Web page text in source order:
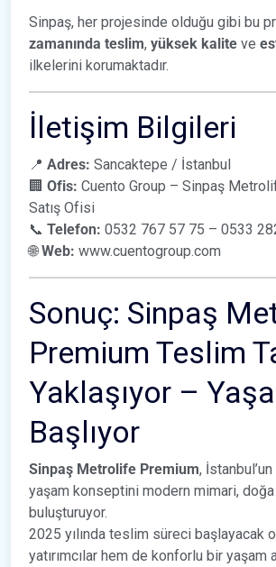
Sinpaş, her projesinde olduğu gibi bu
zamanında teslim, yüksek kalite ve
ilkelerini korumaktadır.
İletişim Bilgileri
📍 Adres: Sancaktepe / İstanbul
🏢 Ofis: Cuento Group – Sinpaş
Satış Ofisi
📞 Telefon: 0532 767 57 75 – 0533
🌐Web: www.cuentogroup.com
Sonuç: Sinpaş
Premium Teslim
Yaklaşıyor –
Başlıyor
Sinpaş Metrolife Premium,
yaşam konseptini modern mimari,
buluşturuyor.
2025 yılında teslim süreci başlayacak
yatırımcılar hem de konforlu bir yaşam